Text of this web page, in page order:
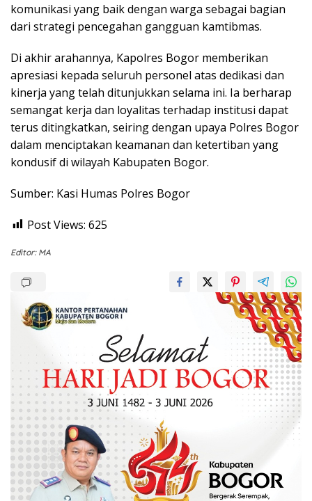
komunikasi yang baik dengan warga sebagai bagian
dari strategi pencegahan gangguan kamtibmas.
Di akhir arahannya, Kapolres Bogor memberikan
apresiasi kepada seluruh personel atas dedikasi dan
kinerja yang telah ditunjukkan selama ini. Ia berharap
semangat kerja dan loyalitas terhadap institusi dapat
terus ditingkatkan, seiring dengan upaya Polres Bogor
dalam menciptakan keamanan dan ketertiban yang
kondusif di wilayah Kabupaten Bogor.
Sumber: Kasi Humas Polres Bogor
Post Views: 625
Editor: MA